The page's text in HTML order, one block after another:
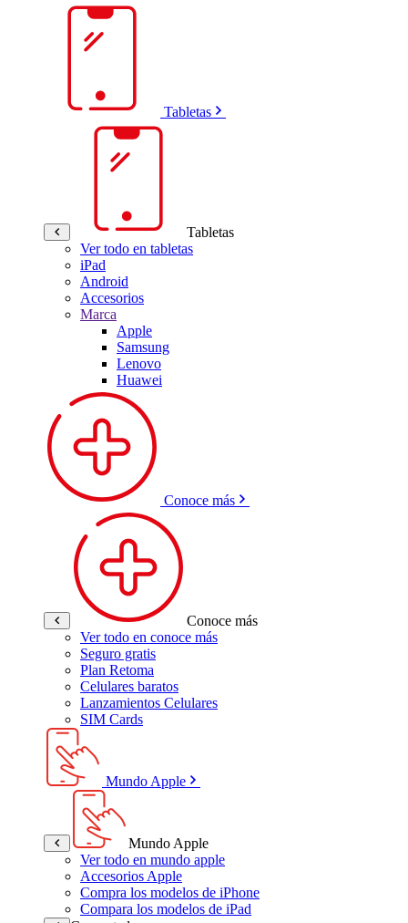
Tabletas
Tabletas
Ver todo en tabletas
iPad
Android
Accesorios
Marca
Apple
Samsung
Lenovo
Huawei
Conoce más
Conoce más
Ver todo en conoce más
Seguro gratis
Plan Retoma
Celulares baratos
Lanzamientos Celulares
SIM Cards
Mundo Apple
Mundo Apple
Ver todo en mundo apple
Accesorios Apple
Compra los modelos de iPhone
Compara los modelos de iPad